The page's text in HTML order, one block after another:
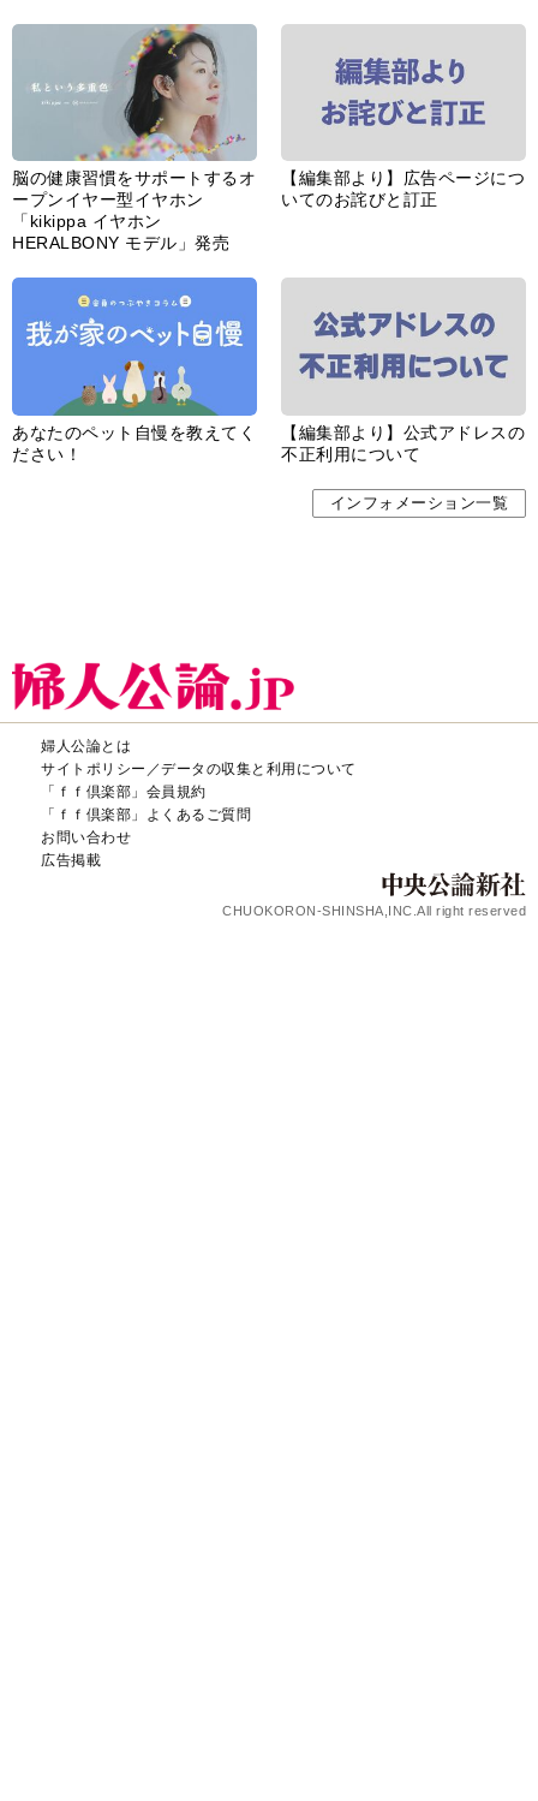
脳の健康習慣をサポートするオ
ープンイヤー型イヤホン
「kikippa イヤホン
HERALBONY モデル」発売
【編集部より】広告ページにつ
いてのお詫びと訂正
あなたのペット自慢を教えてく
ださい！
【編集部より】公式アドレスの
不正利用について
インフォメーション一覧
婦人公論とは
サイトポリシー／データの収集と利用について
「ｆｆ倶楽部」会員規約
「ｆｆ倶楽部」よくあるご質問
お問い合わせ
広告掲載
CHUOKORON-SHINSHA,INC.All right reserved